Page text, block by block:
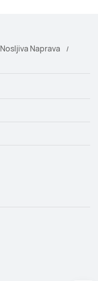
Nosljiva Naprava